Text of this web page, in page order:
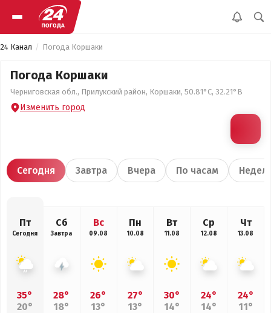
24 Канал Погода Коршаки
Погода Коршаки
Черниговская обл., Прилукский район, Коршаки, 50.81°С, 32.21°В
Изменить город
Сегодня Завтра Вчера По часам
Пт
Сегодня
35°
20°
Сб
Завтра
28°
18°
Вс
09.08
26°
13°
Пн
10.08
27°
13°
Вт
11.08
30°
14°
Ср
12.08
24°
14°
Чт
13.08
24°
11°